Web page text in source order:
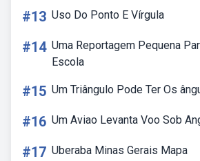
#13 Uso Do Ponto E Vírgula
#14 Uma Reportagem Pequena
Escola
#15 Um Triângulo Pode Ter Os
#16 Um Aviao Levanta Voo Sob
#17 Uberaba Minas Gerais Mapa